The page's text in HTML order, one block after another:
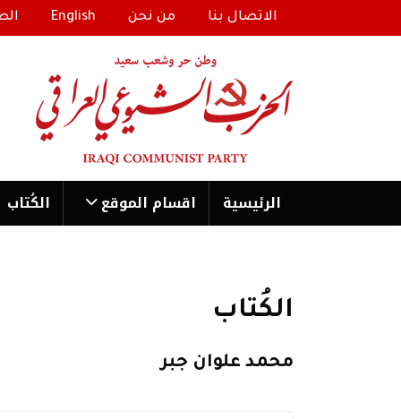
الاتصال بنا من نحن English
الرئیسية اقسام الموقع الكُتاب
الكُتاب
محمد علوان جبر